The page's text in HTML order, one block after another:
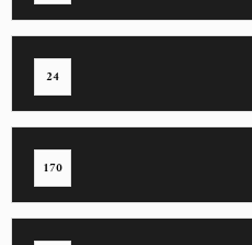
24
170